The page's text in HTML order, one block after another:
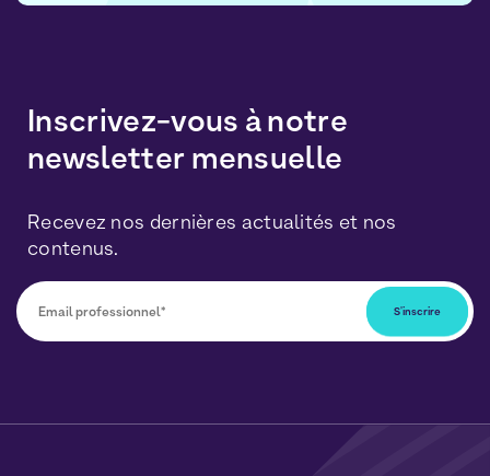
Inscrivez-vous à notre
newsletter mensuelle
Recevez nos dernières actualités et nos
contenus.
données seront traitées conformément à notre
et deCookies